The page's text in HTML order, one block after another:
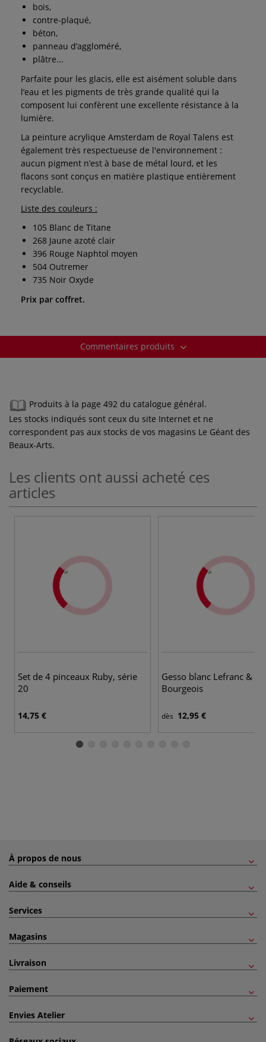
bois,
contre-plaqué,
béton,
panneau d’aggloméré,
plâtre...
Parfaite pour les glacis, elle est aisément soluble dans
l’eau et les pigments de très grande qualité qui la
composent lui confèrent une excellente résistance à la
lumière.
La peinture acrylique Amsterdam de Royal Talens est
également très respectueuse de l'environnement :
aucun pigment n’est à base de métal lourd, et les
flacons sont conçus en matière plastique entièrement
recyclable.
Liste des couleurs :
105 Blanc de Titane
268 Jaune azoté clair
396 Rouge Naphtol moyen
504 Outremer
735 Noir Oxyde
Prix par coffret.
Commentaires produits
Produits à la page 492 du catalogue général.
Les stocks indiqués sont ceux du site Internet et ne
correspondent pas aux stocks de vos magasins Le Géant des
Beaux-Arts.
Les clients ont aussi acheté ces
articles
Set de 4 pinceaux Ruby, série
20
14,75 €
Gesso blanc Lefranc &
Bourgeois
dès 12,95 €
À propos de nous
Aide & conseils
Services
Magasins
Livraison
Paiement
Envies Atelier